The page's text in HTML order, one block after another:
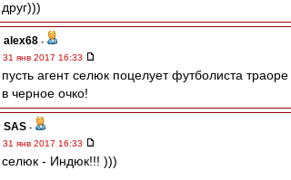
друг)))
alex68 -
31 янв 2017 16:33
пусть агент селюк поцелует футболиста траоре
в черное очко!
SAS -
31 янв 2017 16:33
селюк - Индюк!!! )))